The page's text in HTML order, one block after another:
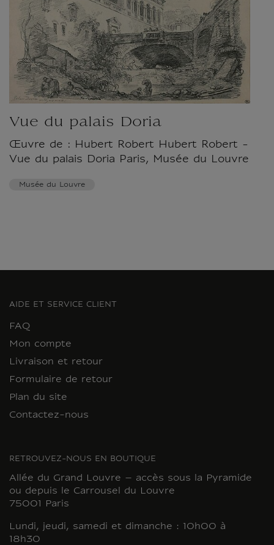
Vue du palais Doria
Œuvre de : Hubert Robert Hubert Robert -
Vue du palais Doria Paris, Musée du Louvre
Musée du Louvre
AIDE ET SERVICE CLIENT
FAQ
Mon compte
Livraison et retour
Formulaire de retour
Plan du site
Contactez-nous
RETROUVEZ-NOUS EN BOUTIQUE
Allée du Grand Louvre – accès sous la Pyramide
ou depuis le Carrousel du Louvre
75001 Paris
Lundi, jeudi, samedi et dimanche : 10h00 à
18h30